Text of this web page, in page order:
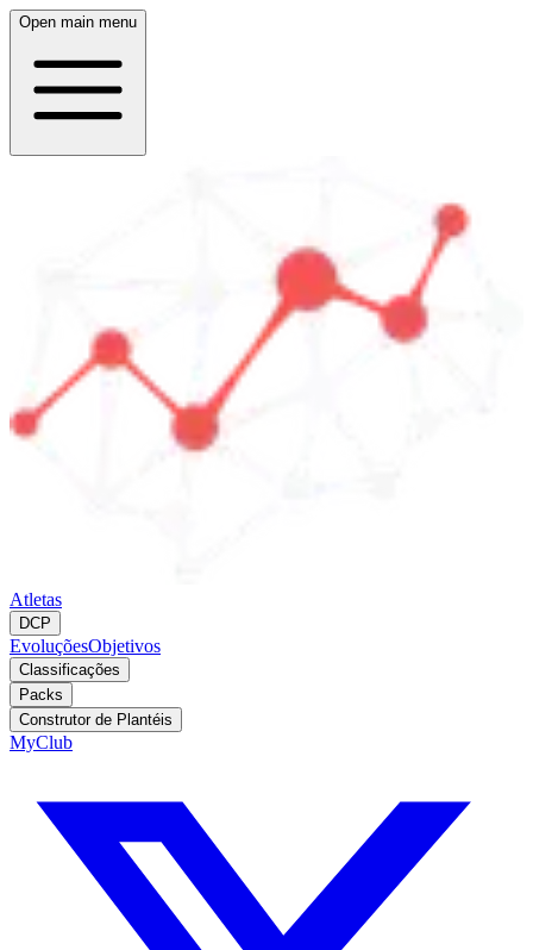
Open main menu
Atletas
DCP
EvoluçõesObjetivos
Classificações
Packs
Construtor de Plantéis
MyClub